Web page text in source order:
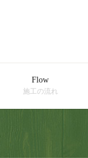
Flow
施工の流れ